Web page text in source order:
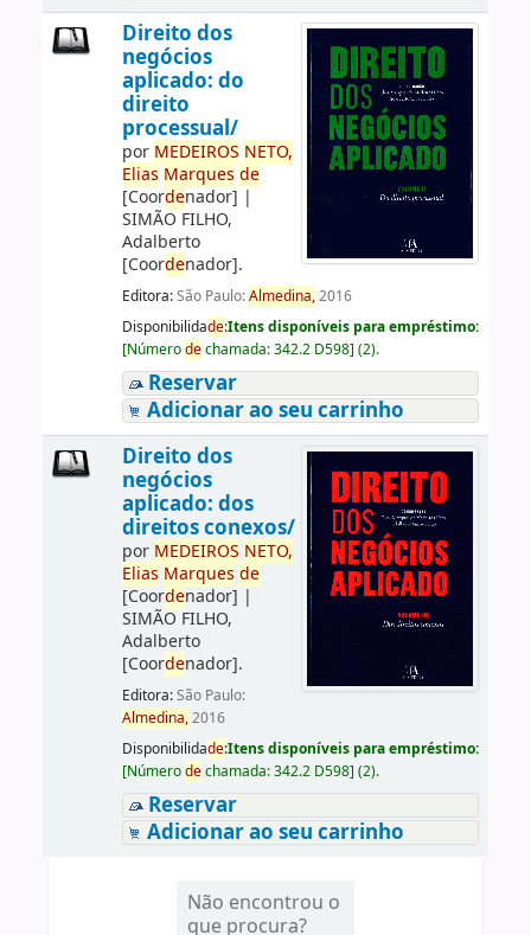
Direito dos
negócios
aplicado: do
direito
processual/
por MEDEIROS NETO,
Elias Marques de
[Coordenador] |
SIMÃO FILHO,
Adalberto
[Coordenador].
Editora:São Paulo:Almedina,2016
Disponibilidade:Itens disponíveis para empréstimo:
[Númerodechamada:342.2 D598] (2).
Reservar
Adicionar ao seu carrinho
Direito dos
negócios
aplicado: dos
direitos conexos/
por MEDEIROS NETO,
Elias Marques de
[Coordenador] |
SIMÃO FILHO,
Adalberto
[Coordenador].
Editora:São Paulo:
Almedina,2016
Disponibilidade:Itens disponíveis para empréstimo:
[Númerodechamada:342.2 D598] (2).
Reservar
Adicionar ao seu carrinho
Não encontrou o
que procura?